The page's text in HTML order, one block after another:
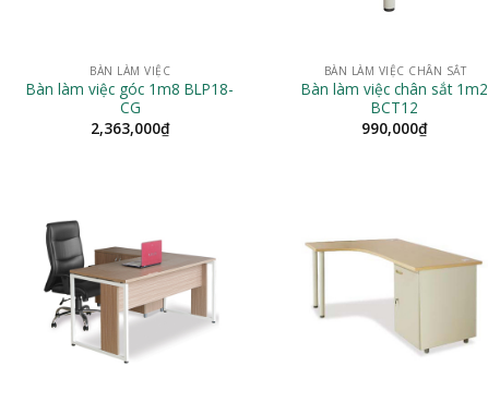
BÀN LÀM VIỆC
Bàn làm việc góc 1m8 BLP18-
CG
2,363,000₫
BÀN LÀM VIỆC CHÂN SẮT
Bàn làm việc chân sắt 1m2
BCT12
990,000₫